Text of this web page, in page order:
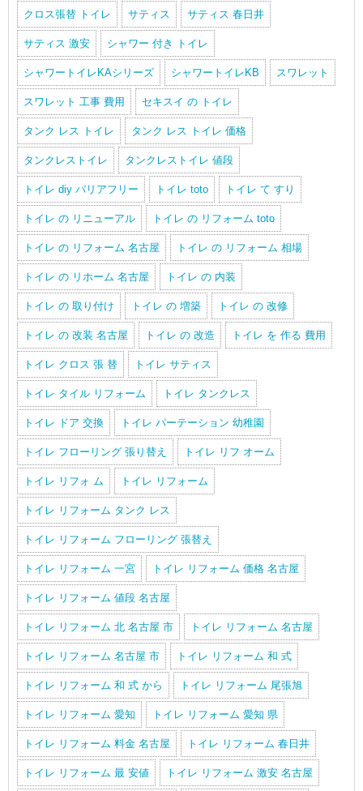
クロス張替 トイレ サティス サティス 春日井
サティス 激安 シャワー 付き トイレ
シャワートイレKAシリーズ シャワートイレKB スワレット
スワレット 工事 費用 セキスイ の トイレ
タンク レス トイレ タンク レス トイレ 価格
タンクレストイレ タンクレストイレ 値段
トイレ diy バリアフリー トイレ toto トイレ て すり
トイレ の リニューアル トイレ の リフォーム toto
トイレ の リフォーム 名古屋 トイレ の リフォーム 相場
トイレ の リホーム 名古屋 トイレ の 内装
トイレ の 取り付け トイレ の 増築 トイレ の 改修
トイレ の 改装 名古屋 トイレ の 改造 トイレ を 作る 費用
トイレ クロス 張 替 トイレ サティス
トイレ タイル リフォーム トイレ タンクレス
トイレ ドア 交換 トイレ パーテーション 幼稚園
トイレ フローリング 張り替え トイレ リフ オーム
トイレ リフォ ム トイレ リフォーム
トイレ リフォーム タンク レス
トイレ リフォーム フローリング 張替え
トイレ リフォーム 一宮 トイレ リフォーム 価格 名古屋
トイレ リフォーム 値段 名古屋
トイレ リフォーム 北 名古屋 市 トイレ リフォーム 名古屋
トイレ リフォーム 名古屋 市 トイレ リフォーム 和 式
トイレ リフォーム 和 式 から トイレ リフォーム 尾張旭
トイレ リフォーム 愛知 トイレ リフォーム 愛知 県
トイレ リフォーム 料金 名古屋 トイレ リフォーム 春日井
トイレ リフォーム 最 安値 トイレ リフォーム 激安 名古屋